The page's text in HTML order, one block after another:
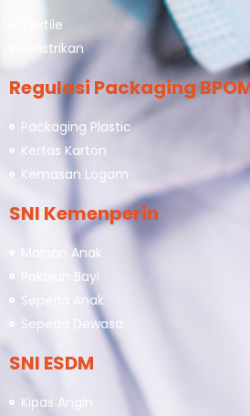
Textile
Kelistrikan
Regulasi Packaging
Packaging Plastic
Kertas Karton
Kemasan Logam
SNI Kemenperin
Mainan Anak
Pakaian Bayi
Sepeda Anak
Sepeda Dewasa
SNI ESDM
Kipas Angin